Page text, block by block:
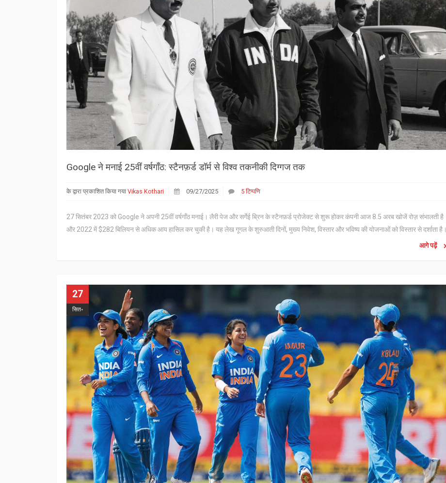
Google ने मनाई 25वीं वर्षगाँठ: स्टैनफ़र्ड डॉर्म से विश्व तकनीकी दिग्गज तक
के द्वारा प्रकाशित किया गया Vikas Kothari 09/27/2025 5 टिप्पणि
27 सितंबर 2023 को Google ने अपनी 25वीं वर्षगाँठ मनाई। लैरी पेज और सर्गेई ब्रिन के स्टैनफ़र्ड प्रोजेक्ट से शुरू होकर कंपनी आज 8.5 अरब खोजें रोज़ संभालती है
और 2022 में $282 बिलियन से अधिक आय हासिल कर चुकी है। यह लेख गूगल के शुरुआती दिनों, मुख्य निवेश, विस्तार और भविष्य की योजनाओं को विस्तार से दर्शाता है।
आगे पढ़ें
27
सित॰